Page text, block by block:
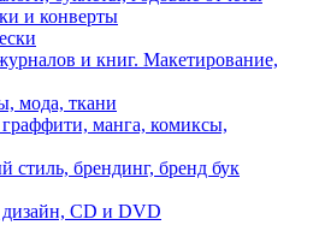
и конверты
и книг. Макетирование,
мода, ткани
манга, комиксы,
стиль, брендинг, бренд бук
СD и DVD